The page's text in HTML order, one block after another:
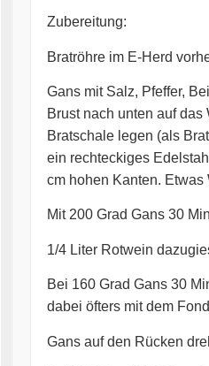
Zubereitung:
Bratröhre im E-Herd
Gans mit Salz, Pfeffer,
Brust nach unten auf
Bratschale legen (als
ein rechteckiges
cm hohen Kanten. Etwas
Mit 200 Grad Gans 30
1/4 Liter Rotwein
Bei 160 Grad Gans 30
dabei öfters mit dem
Gans auf den Rücken